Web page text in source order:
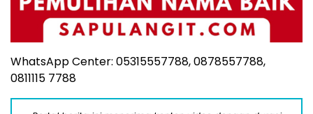
WhatsApp Center: 05315557788, 0878557788,
0811115 7788